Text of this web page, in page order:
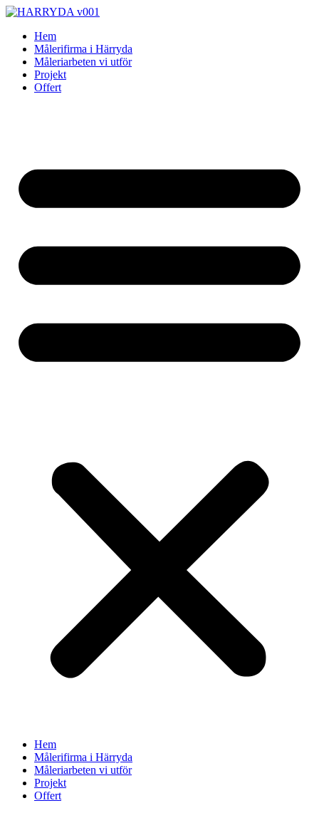
Skip
contentHem
Målerifirma i Härryda
Måleriarbeten vi utför
Projekt
Offert
Hem
Målerifirma i Härryda
Måleriarbeten vi utför
Projekt
Offert